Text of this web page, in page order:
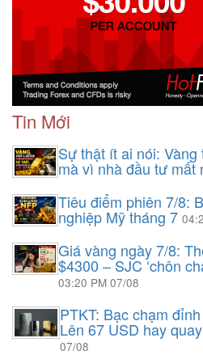
Tin Mới
Sự thật ít ai nói:
mà vì nhà đầu tư mất
Tiêu điểm phiên 7/8:
nghiệp Mỹ tháng 7
Giá vàng ngày 7/8:
$4300 – SJC ‘chôn
03:20 PM 07/08
PTKT: Bạc chạm
Lên 67 USD hay
07/08